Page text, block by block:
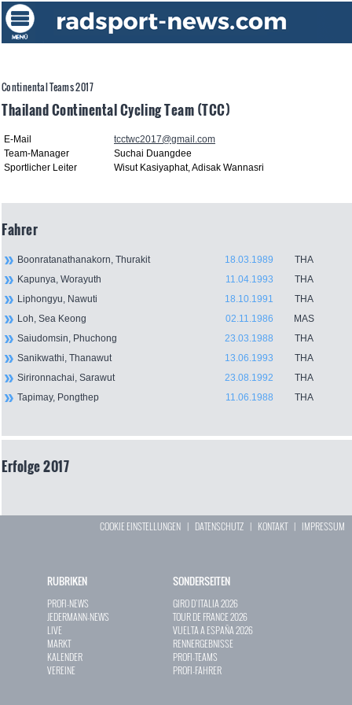
Continental Teams 2017
Thailand Continental Cycling Team (TCC)
E-Mail
tcctwc2017@gmail.com
Team-Manager
Suchai Duangdee
Sportlicher Leiter
Wisut Kasiyaphat, Adisak Wannasri
Fahrer
Boonratanathanakorn, Thurakit 18.03.1989
THA
Kapunya, Worayuth
11.04.1993
THA
Liphongyu, Nawuti
18.10.1991
THA
Loh, Sea Keong
02.11.1986
MAS
Saiudomsin, Phuchong
23.03.1988
THA
Sanikwathi, Thanawut
13.06.1993
THA
Sirironnachai, Sarawut
23.08.1992
THA
Tapimay, Pongthep
11.06.1988 THA
Erfolge 2017
COOKIE EINSTELLUNGEN | DATENSCHUTZ | KONTAKT| IMPRESSUM
RUBRIKEN
PROFI-NEWS
JEDERMANN-NEWS
LIVE
MARKT
KALENDER
VEREINE
SONDERSEITEN
GIRO D`ITALIA 2026
TOUR DE FRANCE 2026
VUELTA A ESPAÑA 2026
RENNERGEBNISSE
PROFI-TEAMS
PROFI-FAHRER